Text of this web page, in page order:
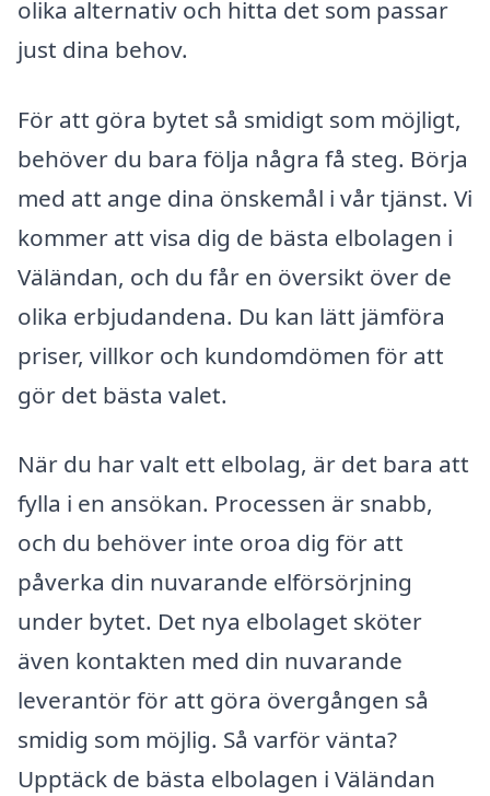
olika alternativ och hitta det som passar
just dina behov.
För att göra bytet så smidigt som möjligt,
behöver du bara följa några få steg. Börja
med att ange dina önskemål i vår tjänst. Vi
kommer att visa dig de bästa elbolagen i
Väländan, och du får en översikt över de
olika erbjudandena. Du kan lätt jämföra
priser, villkor och kundomdömen för att
gör det bästa valet.
När du har valt ett elbolag, är det bara att
fylla i en ansökan. Processen är snabb,
och du behöver inte oroa dig för att
påverka din nuvarande elförsörjning
under bytet. Det nya elbolaget sköter
även kontakten med din nuvarande
leverantör för att göra övergången så
smidig som möjlig. Så varför vänta?
Upptäck de bästa elbolagen i Väländan